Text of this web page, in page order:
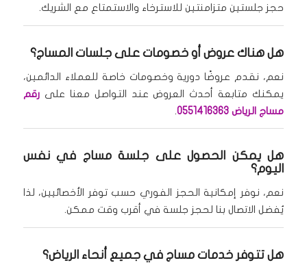
حجز جلستين متزامنتين للاسترخاء والاستمتاع مع الشريك.
هل هناك عروض أو خصومات على جلسات المساج؟
نعم، نقدم عروضًا دورية وخصومات خاصة للعملاء الدائمين،
يمكنك متابعة أحدث العروض عند التواصل معنا علىرقم
مساج الرياض 0551416363
.
هل يمكن الحصول على جلسة مساج في نفس
اليوم؟
نعم، نوفر إمكانية الحجز الفوري حسب توفر الأخصائيين، لذا
يُفضل الاتصال بنا لحجز جلسة في أقرب وقت ممكن.
هل تتوفر خدمات مساج في جميع أنحاء الرياض؟